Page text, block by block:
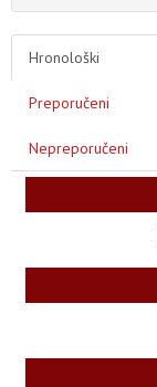
Hronološki
Preporučeni
Nepreporučeni